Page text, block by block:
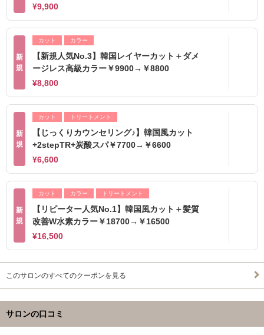
¥9,900
新
規
カット カラー
【新規人気No.3】韓国レイヤーカット＋ダメ
ージレス高級カラー￥9900→￥8800
¥8,800
新
規
カット トリートメント
【じっくりカウンセリング♪】韓国風カット
+2stepTR+炭酸スパ￥7700→￥6600
¥6,600
新
規
カット カラー トリートメント
【リピーター人気No.1】韓国風カット＋髪質
改善W水素カラー￥18700→￥16500
¥16,500
このサロンのすべてのクーポンを見る
サロンの口コミ